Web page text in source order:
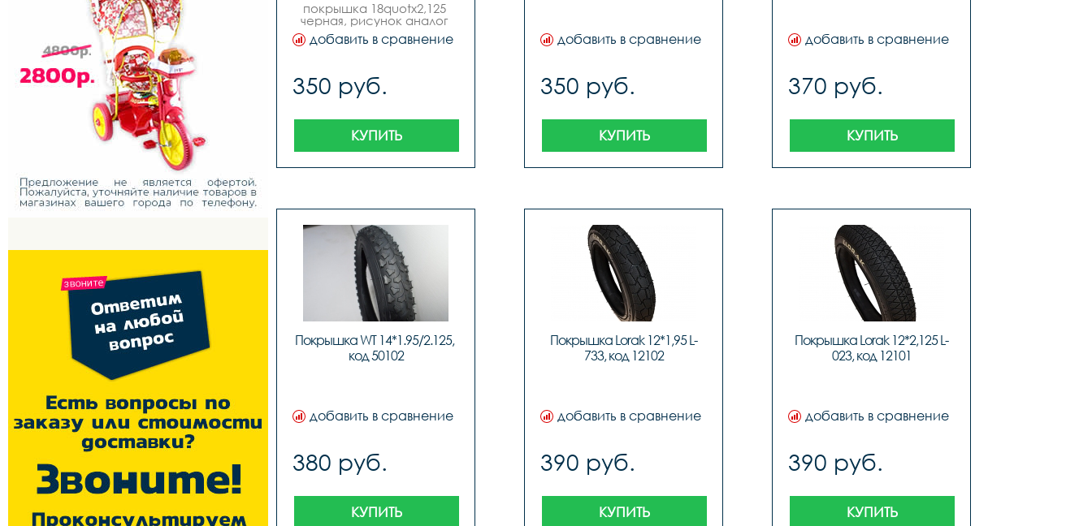
покрышка 18quotх2,125
черная, рисунок аналог
quotежикquot, бренд
компонентов,
устраняющих запах.
добавить в сравнение
350 руб.
КУПИТЬ
добавить в сравнение
350 руб.
КУПИТЬ
добавить в сравнение
370 руб.
КУПИТЬ
Покрышка WT 14*1.95/2.125,
код 50102
добавить в сравнение
380 руб.
КУПИТЬ
Покрышка Lorak 12*1,95 L-
733, код 12102
добавить в сравнение
390 руб.
КУПИТЬ
Покрышка Lorak 12*2,125 L-
023, код 12101
добавить в сравнение
390 руб.
КУПИТЬ